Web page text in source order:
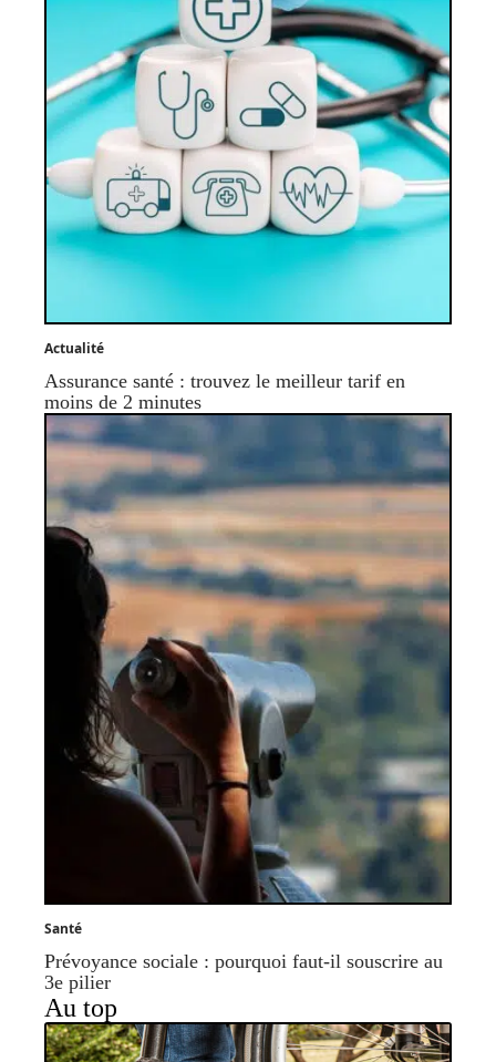
Actualité
Assurance santé : trouvez le meilleur tarif en
moins de 2 minutes
Santé
Prévoyance sociale : pourquoi faut-il souscrire au
3e pilier
Au top